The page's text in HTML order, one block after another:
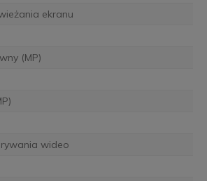
ekranu
(MP)
wideo